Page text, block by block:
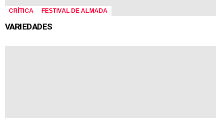
CRÍTICA FESTIVAL DE ALMADA
VARIEDADES